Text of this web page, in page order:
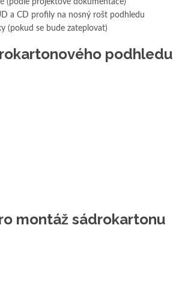
(podle projektové dokumentace)
a CD profily na nosný rošt podhledu
(pokud se bude zateplovat)
podhledu
montáž sádrokartonu